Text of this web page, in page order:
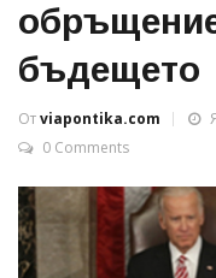
бъдещето
Отviapontika.com
0 Comments